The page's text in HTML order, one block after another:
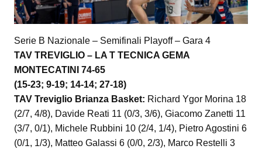
Serie B Nazionale – Semifinali Playoff – Gara 4
TAV TREVIGLIO – LA T TECNICA GEMA
MONTECATINI 74-65
(15-23; 9-19; 14-14; 27-18)
TAV Treviglio Brianza Basket: Richard Ygor Morina 18
(2/7, 4/8), Davide Reati 11 (0/3, 3/6), Giacomo Zanetti 11
(3/7, 0/1), Michele Rubbini 10 (2/4, 1/4), Pietro Agostini 6
(0/1, 1/3), Matteo Galassi 6 (0/0, 2/3), Marco Restelli 3